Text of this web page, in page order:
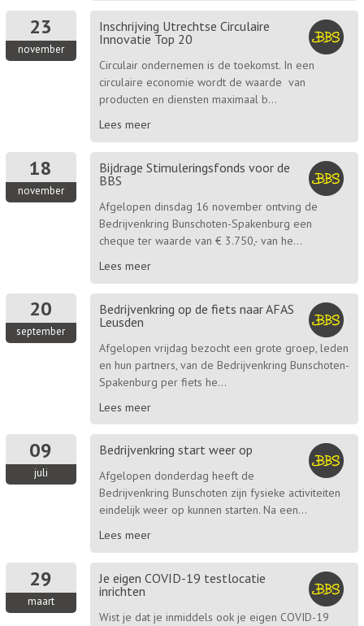
Inschrijving Utrechtse Circulaire
Innovatie Top 20
Circulair ondernemen is de toekomst. In een
circulaire economie wordt de waarde van
producten en diensten maximaal b...
Lees meer
23
november
Bijdrage Stimuleringsfonds voor de
BBS
Afgelopen dinsdag 16 november ontving de
Bedrijvenkring Bunschoten-Spakenburg een
cheque ter waarde van € 3.750,- van he...
Lees meer
18
november
Bedrijvenkring op de fiets naar AFAS
Leusden
Afgelopen vrijdag bezocht een grote groep, leden
en hun partners, van de Bedrijvenkring Bunschoten-
Spakenburg per fiets he...
Lees meer
20
september
Bedrijvenkring start weer op
Afgelopen donderdag heeft de
Bedrijvenkring Bunschoten zijn fysieke activiteiten
eindelijk weer op kunnen starten. Na een...
Lees meer
09
juli
Je eigen COVID-19 testlocatie
inrichten
Wist je dat je inmiddels ook je eigen COVID-19
29
maart